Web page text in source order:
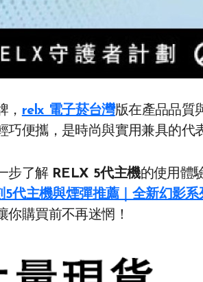
， relx 電子菸台灣版在產品品質
巧便攜，是時尚與實用兼具的代
步了解 RELX 5代主機的使用體
5代主機與煙彈推薦｜全新幻影
你購買前不再迷惘！